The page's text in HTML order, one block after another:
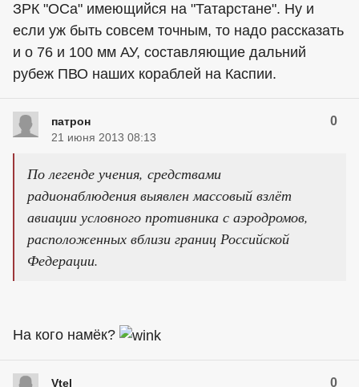
ЗРК "ОСа" имеющийся на "Татарстане". Ну и
если уж быть совсем точным, то надо рассказать
и о 76 и 100 мм АУ, составляющие дальний
рубеж ПВО наших кораблей на Каспии.
патрон 0
21 июня 2013 08:13
По легенде учения, средствами
радионаблюдения выявлен массовый взлёт
авиации условного противника с аэродромов,
расположенных вблизи границ Российской
Федерации.
На кого намёк?
Vtel 0